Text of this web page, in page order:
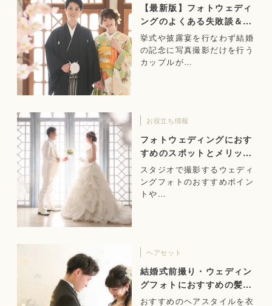
【最新版】フォトウェディ
ングのよくある失敗談＆成
功のヒント
挙式や披露宴を行なわず結婚
の記念に写真撮影だけを行う
カップルが…
お役立ち情報
フォトウェディングにおす
すめのスポットとメリット
をご紹介！
スタジオで撮影するウェディ
ングフォトのおすすめポイン
トや…
ヘアセット
結婚式前撮り・ウェディン
グフォトにおすすめの髪
型！
おすすめのヘアスタイルを衣